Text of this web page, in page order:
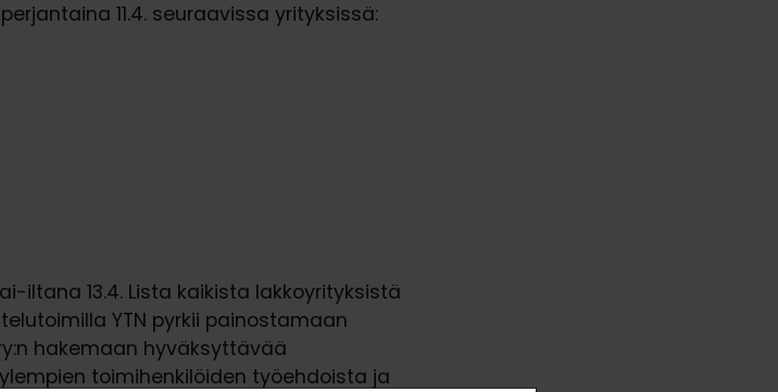
11.4. seuraavissa yrityksissä:
iltana 13.4. Lista kaikista lakkoyrityksistä
YTN pyrkii painostamaan
hakemaan hyväksyttävää
toimihenkilöiden työehdoista ja